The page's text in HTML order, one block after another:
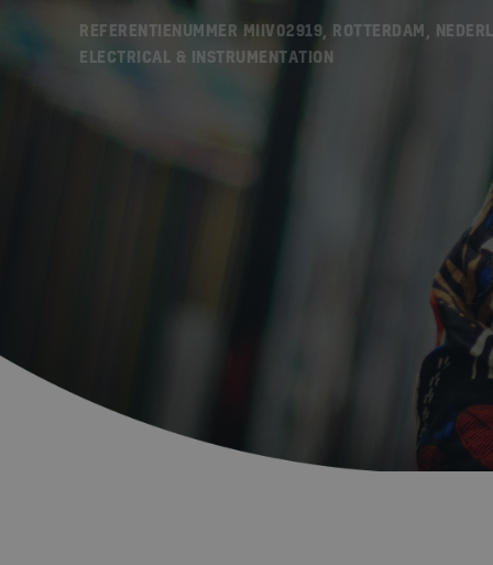
REFERENTIENUMMER MIIV02919, ROTTERDAM,
ELECTRICAL & INSTRUMENTATION